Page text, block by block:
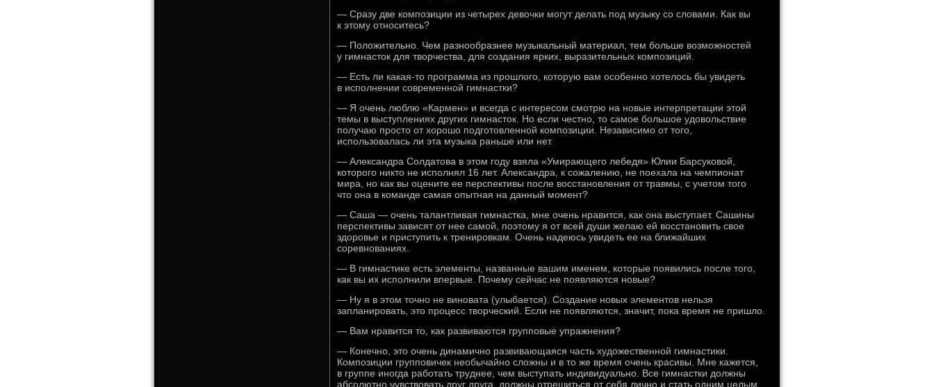
— Сразу две композиции из четырех девочки могут делать под музыку со словами. Как вы
к этому относитесь?
— Положительно. Чем разнообразнее музыкальный материал, тем больше возможностей
у гимнасток для творчества, для создания ярких, выразительных композиций.
— Есть ли какая-то программа из прошлого, которую вам особенно хотелось бы увидеть
в исполнении современной гимнастки?
— Я очень люблю «Кармен» и всегда с интересом смотрю на новые интерпретации этой
темы в выступлениях других гимнасток. Но если честно, то самое большое удовольствие
получаю просто от хорошо подготовленной композиции. Независимо от того,
использовалась ли эта музыка раньше или нет.
— Александра Солдатова в этом году взяла «Умирающего лебедя» Юлии Барсуковой,
которого никто не исполнял 16 лет. Александра, к сожалению, не поехала на чемпионат
мира, но как вы оцените ее перспективы после восстановления от травмы, с учетом того
что она в команде самая опытная на данный момент?
— Саша — очень талантливая гимнастка, мне очень нравится, как она выступает. Сашины
перспективы зависят от нее самой, поэтому я от всей души желаю ей восстановить свое
здоровье и приступить к тренировкам. Очень надеюсь увидеть ее на ближайших
соревнованиях.
— В гимнастике есть элементы, названные вашим именем, которые появились после того,
как вы их исполнили впервые. Почему сейчас не появляются новые?
— Ну я в этом точно не виновата (улыбается). Создание новых элементов нельзя
запланировать, это процесс творческий. Если не появляются, значит, пока время не пришло.
— Вам нравится то, как развиваются групповые упражнения?
— Конечно, это очень динамично развивающаяся часть художественной гимнастики.
Композиции групповичек необычайно сложны и в то же время очень красивы. Мне кажется,
в группе иногда работать труднее, чем выступать индивидуально. Все гимнастки должны
абсолютно чувствовать друг друга, должны отрешиться от себя лично и стать одним целым.